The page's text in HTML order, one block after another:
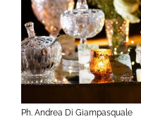
Ph. Andrea Di Giampasquale